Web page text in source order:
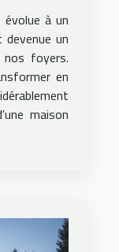
à un
un
foyers.
en
maison